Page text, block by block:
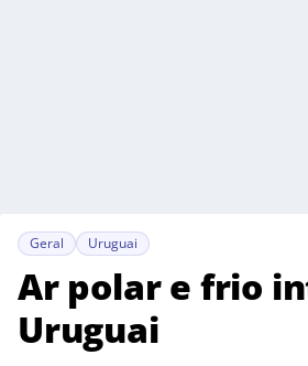
Geral Uruguai
Ar polar e frio
Uruguai